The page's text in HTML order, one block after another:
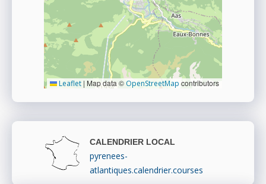
Leaflet | Map data ©OpenStreetMap contributors
CALENDRIER LOCAL
pyrenees-
atlantiques.calendrier.courses